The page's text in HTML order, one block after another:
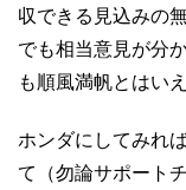
収できる見込みの
でも相当意見が分
も順風満帆とはい
ホンダにしてみれ
て（勿論サポート